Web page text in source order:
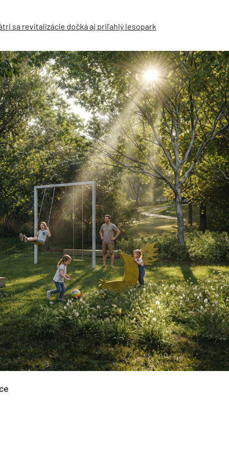
sa revitalizácie dočká aj priľahlý lesopark